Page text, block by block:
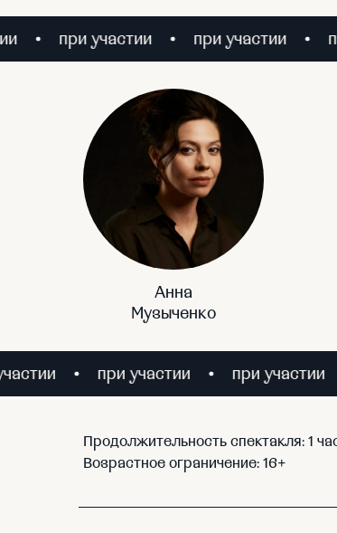
при участии при участии при
Анна
Музыченко
при участии при участии при
Продолжительность спектакля: 1
Возрастное ограничение: 16+